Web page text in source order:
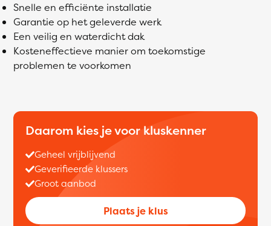
Snelle en efficiënte installatie
Garantie op het geleverde werk
Een veilig en waterdicht dak
Kosteneffectieve manier om toekomstige
problemen te voorkomen
Daarom kies je voor kluskenner
Geheel vrijblijvend
Geverifieerde klussers
Groot aanbod
Plaats je klus